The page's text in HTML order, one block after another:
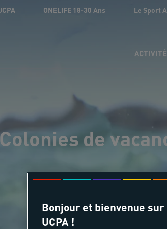
ONELIFE 18-30 Ans Le Sport
de
Bonjour et bienvenue
UCPA !